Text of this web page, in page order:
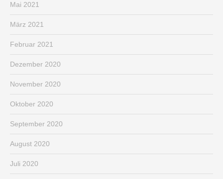
Mai 2021
März 2021
Februar 2021
Dezember 2020
November 2020
Oktober 2020
September 2020
August 2020
Juli 2020